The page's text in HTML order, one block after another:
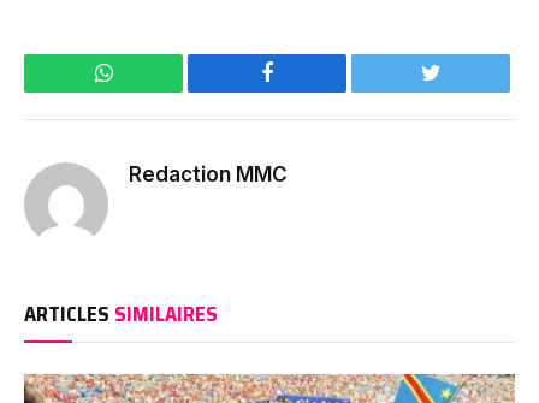
WhatsApp Facebook Twitter
Redaction MMC
ARTICLES SIMILAIRES